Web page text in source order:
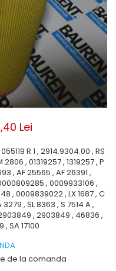
Lei
R 1 , 2914.9304.00 , RS
, 01319257 , 1319257 , P
, AF 25565 , AF 26391 ,
, 0009933106 ,
, 0009839022 , LX 1687 , C
, SL 8363 , S 7514 A ,
, 2903849 , 46836 ,
SA 17100
de la comanda